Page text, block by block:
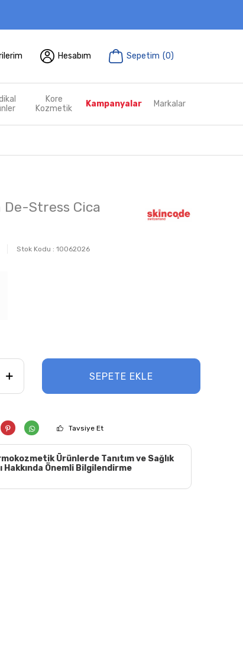
Hesabım Sepetim (0)
Kore
Kozmetik
Kampanyalar Markalar
Stress Cica
Stok Kodu : 10062026
SEPETE EKLE
Tavsiye Et
Ürünlerde Tanıtım ve Sağlık
Hakkında Önemli Bilgilendirme